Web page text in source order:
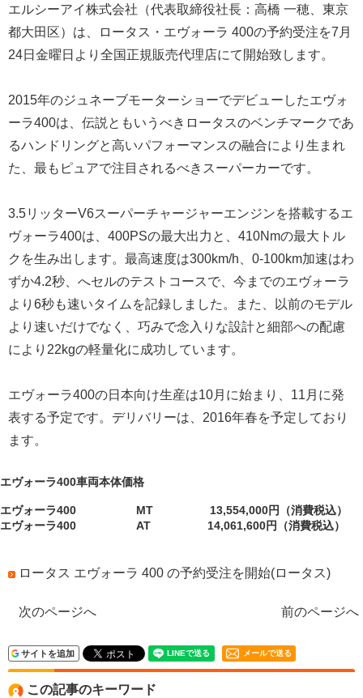
エルシーアイ株式会社（代表取締役社長：高橋 一穂、東京
都大田区）は、ロータス・エヴォーラ 400の予約受注を7月
24日金曜日より全国正規販売代理店にて開始致します。
2015年のジュネーブモーターショーでデビューしたエヴォ
ーラ400は、伝説ともいうべきロータスのベンチマークであ
るハンドリングと高いパフォーマンスの融合により生まれ
た、最もピュアで注目されるべきスーパーカーです。
3.5リッターV6スーパーチャージャーエンジンを搭載するエ
ヴォーラ400は、400PSの最大出力と、410Nmの最大トル
クを生み出します。最⾼速度は300km/h、0-100km加速はわ
ずか4.2秒、へセルのテストコースで、今までのエヴォーラ
より6秒も速いタイムを記録しました。また、以前のモデル
より速いだけでなく、巧みで念入りな設計と細部への配慮
により22kgの軽量化に成功しています。
エヴォーラ400の日本向け生産は10月に始まり、11月に発
表する予定です。デリバリーは、2016年春を予定しており
ます。
エヴォーラ400車両本体価格
エヴォーラ400 MT 13,554,000円（消費税込）
エヴォーラ400 AT 14,061,600円（消費税込）
ロータス エヴォーラ 400 の予約受注を開始(ロータス)
次のページへ 前のページへ
サイトを追加 メールで送る
この記事のキーワード